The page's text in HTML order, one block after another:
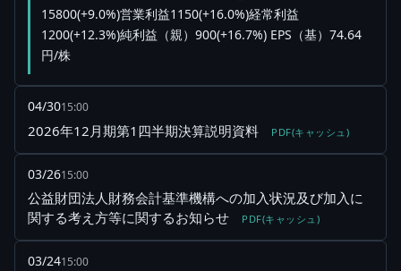
15800(+9.0%)営業利益1150(+16.0%)経常利益
1200(+12.3%)純利益（親）900(+16.7%) EPS（基）74.64
円/株
04/3015:00
2026年12月期第1四半期決算説明資料 PDF(キャッシュ)
03/2615:00
公益財団法人財務会計基準機構への加入状況及び加入に
関する考え方等に関するお知らせ
PDF(キャッシュ)
03/2415:00